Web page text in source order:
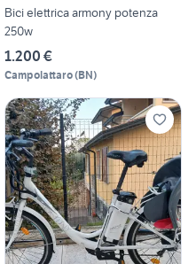
Bici elettrica armony potenza
250w
1.200 €
Campolattaro(BN)